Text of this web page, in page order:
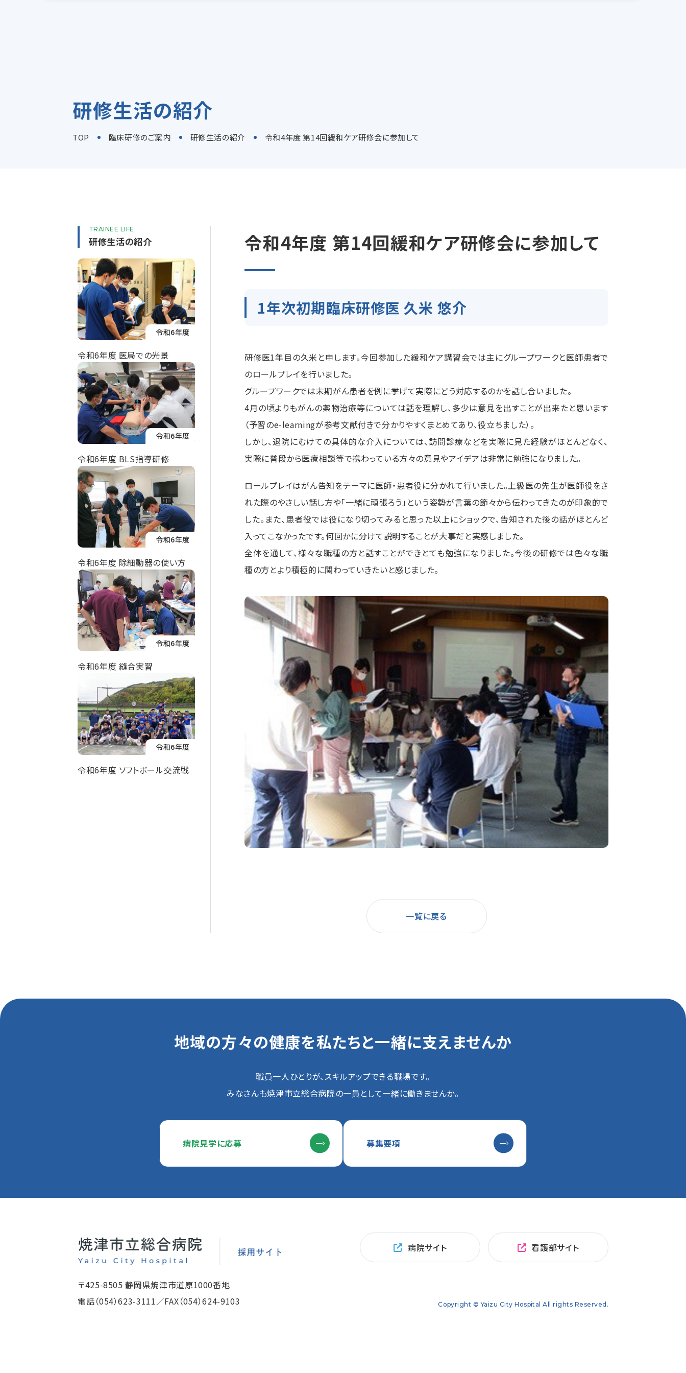
研修生活の紹介
TOP 臨床研修のご案内 研修生活の紹介 令和4年度 第14回緩和ケア研修会に参加して
TRAINEE LIFE
研修生活の紹介
令和6年度
令和6年度 医局での光景
令和6年度
令和6年度 BLS指導研修
令和6年度
令和6年度 除細動器の使い方
令和6年度
令和6年度 縫合実習
令和6年度
令和6年度 ソフトボール交流戦
令和4年度 第14回緩和ケア研修会に参加して
1年次初期臨床研修医 久米 悠介
研修医1年目の久米と申します。今回参加した緩和ケア講習会では主にグループワークと医師患者で
のロールプレイを行いました。
グループワークでは末期がん患者を例に挙げて実際にどう対応するのかを話し合いました。
4月の頃よりもがんの薬物治療等については話を理解し、多少は意見を出すことが出来たと思います
（予習のe-learningが参考文献付きで分かりやすくまとめてあり、役立ちました）。
しかし、退院にむけての具体的な介入については、訪問診療などを実際に見た経験がほとんどなく、
実際に普段から医療相談等で携わっている方々の意見やアイデアは非常に勉強になりました。
ロールプレイはがん告知をテーマに医師・患者役に分かれて行いました。上級医の先生が医師役をさ
れた際のやさしい話し方や「一緒に頑張ろう」という姿勢が言葉の節々から伝わってきたのが印象的で
した。また、患者役では役になり切ってみると思った以上にショックで、告知された後の話がほとんど
入ってこなかったです。何回かに分けて説明することが大事だと実感しました。
全体を通して、様々な職種の方と話すことができとても勉強になりました。今後の研修では色々な職
種の方とより積極的に関わっていきたいと感じました。
一覧に戻る
地域の方々の健康を私たちと一緒に支えませんか
職員一人ひとりが、スキルアップできる職場です。
みなさんも焼津市立総合病院の一員として一緒に働きませんか。
病院見学に応募 募集要項
〒425-8505 静岡県焼津市道原1000番地
電話（054）623-3111／FAX（054）624-9103
病院サイト 看護部サイト
Copyright © Yaizu City Hospital All rights Reserved.